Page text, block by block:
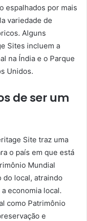
espalhados por mais
variedade de
Alguns
Sites incluem a
na Índia e o Parque
Unidos.
de ser um
Site traz uma
o país em que está
Mundial
do local, atraindo
economia local.
como Patrimônio
e